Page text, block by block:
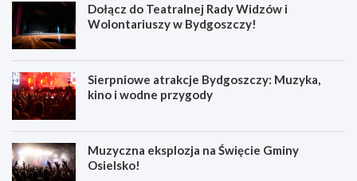
Dołącz do Teatralnej Rady Widzów i
Wolontariuszy w Bydgoszczy!
Sierpniowe atrakcje Bydgoszczy: Muzyka,
kino i wodne przygody
Muzyczna eksplozja na Święcie Gminy
Osielsko!